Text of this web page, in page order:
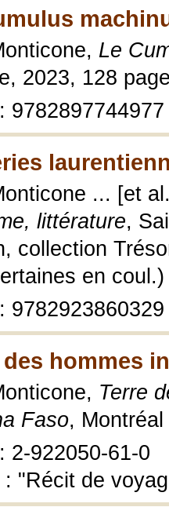
Le
2023, 128
9782897744977
... [et
littérature,
collection
en
9782923860329
des hommes
Terre
Faso,
2-922050-61-0
: "Récit de